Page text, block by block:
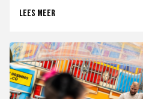
Lees meer